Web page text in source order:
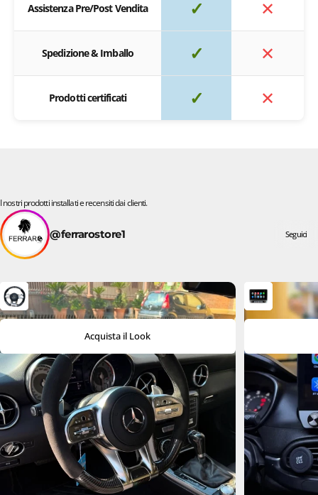
Assistenza Pre/Post Vendita ✓ ✕
Spedizione & Imballo ✓ ✕
Prodotti certificati ✓ ✕
I nostri prodotti installati e recensiti dai clienti.
@ferrarostore1 Seguici
Acquista il Look